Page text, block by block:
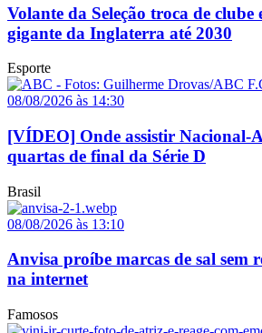
Volante da Seleção troca de clube
gigante da Inglaterra até 2030
Esporte
08/08/2026 às 14:30
[VÍDEO] Onde assistir Nacional-
quartas de final da Série D
Brasil
08/08/2026 às 13:10
Anvisa proíbe marcas de sal sem
na internet
Famosos